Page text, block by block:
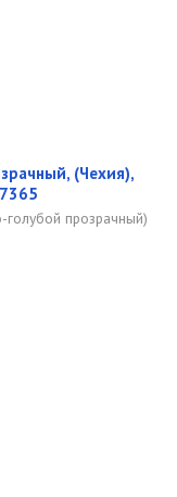
(Чехия),
голубой прозрачный)